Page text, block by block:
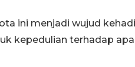
ini menjadi wujud
kepedulian terhadap